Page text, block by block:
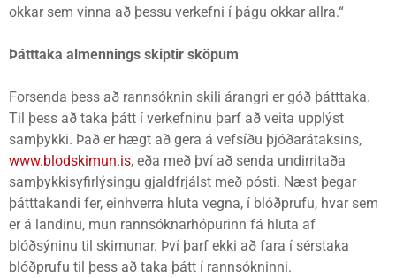
okkar sem vinna að þessu verkefni í þágu okkar allra.“
Þátttaka almennings skiptir sköpum
Forsenda þess að rannsóknin skili árangri er góð þátttaka.
Til þess að taka þátt í verkefninu þarf að veita upplýst
samþykki. Það er hægt að gera á vefsíðu þjóðarátaksins,
www.blodskimun.is, eða með því að senda undirritaða
samþykkisyfirlýsingu gjaldfrjálst með pósti. Næst þegar
þátttakandi fer, einhverra hluta vegna, í blóðprufu, hvar sem
er á landinu, mun rannsóknarhópurinn fá hluta af
blóðsýninu til skimunar. Því þarf ekki að fara í sérstaka
blóðprufu til þess að taka þátt í rannsókninni.